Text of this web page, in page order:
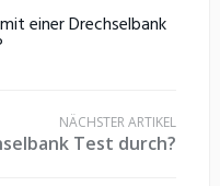
einer Drechselbank
NÄCHSTER ARTIKEL
Test durch?